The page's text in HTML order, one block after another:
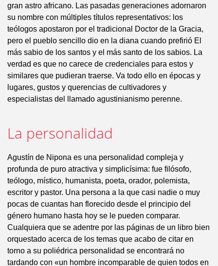
gran astro africano. Las pasadas generaciones adornaron
su nombre con múltiples títulos representativos: los
teólogos apostaron por el tradicional Doctor de la Gracia,
pero el pueblo sencillo dio en la diana cuando prefirió El
más sabio de los santos y el más santo de los sabios. La
verdad es que no carece de credenciales para estos y
similares que pudieran traerse. Va todo ello en épocas y
lugares, gustos y querencias de cultivadores y
especialistas del llamado agustinianismo perenne.
La personalidad
Agustín de Nipona es una personalidad compleja y
profunda de puro atractiva y simplicísima: fue filósofo,
teólogo, místico, humanista, poeta, orador, polemista,
escritor y pastor. Una persona a la que casi nadie o muy
pocas de cuantas han florecido desde el principio del
género humano hasta hoy se le pueden comparar.
Cualquiera que se adentre por las páginas de un libro bien
orquestado acerca de los temas que acabo de citar en
torno a su poliédrica personalidad se encontrará no
tardando con «un hombre incomparable de quien todos en